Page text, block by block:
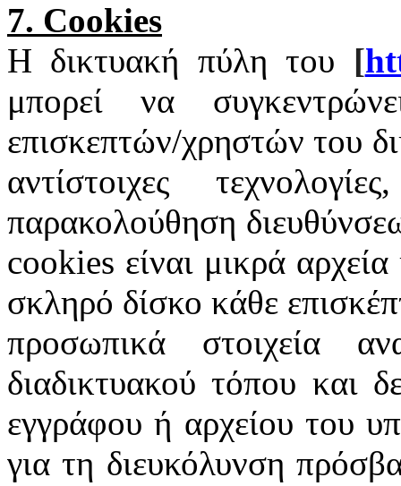
7. Cookies
Η δικτυακή πύλη του [
μπορεί να
επισκεπτών/χρηστών του
αντίστοιχες
παρακολούθηση
cookies είναι μικρά
σκληρό δίσκο κάθε
προσωπικά στοιχεία
διαδικτυακού τόπου και
εγγράφου ή αρχείου του
για τη διευκόλυνση